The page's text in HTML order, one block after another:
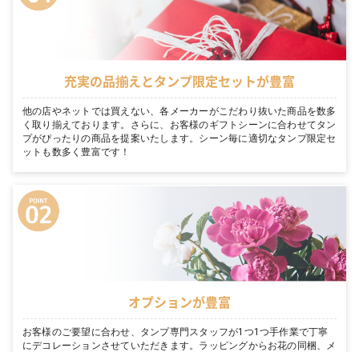
充実の品揃えとタンプ限定セットが豊富
他の店やネットでは買えない、各メーカーがこだわり抜いた商品を数多
く取り揃えております。さらに、お客様のギフトシーンに合わせてタン
プがぴったりの商品を提案いたします。シーン毎に適切なタンプ限定セ
ットも数多く豊富です！
オプションが豊富
お客様のご要望に合わせ、タンプ専門スタッフが1つ1つ手作業で丁寧
にデコレーションさせていただきます。ラッピングからお花の同梱、メ